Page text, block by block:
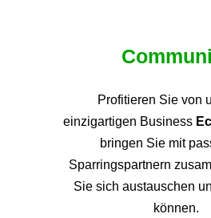
Profitieren Sie von
einzigartigen Business
bringen Sie mit
Sparringspartnern
Sie sich austauschen
können.